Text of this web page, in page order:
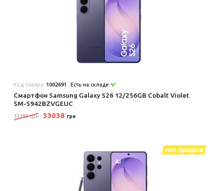
Код товара: 1002691 Есть на складе
Смартфон Samsung Galaxy S26 12/256GB Cobalt Violet
SM-S942BZVGEUC
33386 грн 33038 грн